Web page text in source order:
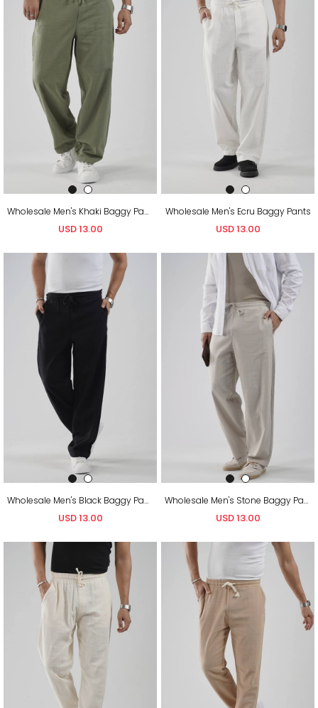
Wholesale Men's Khaki Baggy Pants
USD 13.00
Wholesale Men's Ecru Baggy Pants
USD 13.00
Wholesale Men's Black Baggy Pants
USD 13.00
Wholesale Men's Stone Baggy Pants
USD 13.00